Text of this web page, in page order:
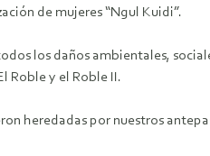
de mujeres “Ngul Kuidi”.
los daños ambientales,
Roble y el Roble II.
heredadas por nuestros